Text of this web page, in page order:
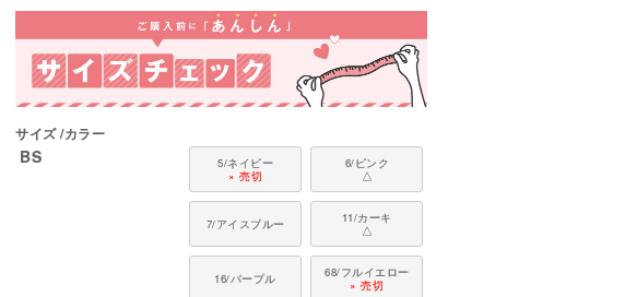
サイズ カラー
BS
5/ネイビー
× 売切
6/ピンク
△
7/アイスブルー
11/カーキ
△
16/パープル
68/フルイエロー
× 売切